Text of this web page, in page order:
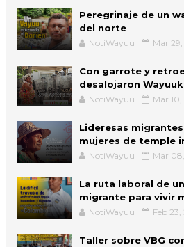
Peregrinaje de un
del norte
NotiWayuu Mar
Con garrote y
desalojaron
NotiWayuu Mar
Lideresas
mujeres de temple
NotiWayuu Mar
La ruta laboral de
migrante para vivir
NotiWayuu Feb
Taller sobre VBG